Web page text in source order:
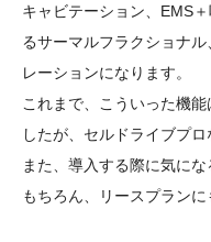
キャビテーション、EMS
るサーマルフラクショナ
レーションになります。
これまで、こういった機
したが、セルドライブプ
また、導入する際に気に
もちろん、リースプランに